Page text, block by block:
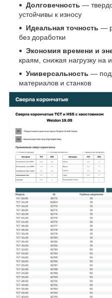
Долговечность —
устойчивы к износу
Идеальная точность —
без доработки
Экономия времени и
краям, снижая нагрузку на
Универсальность —
материалов и станков